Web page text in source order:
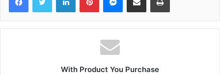
With Product You Purchase